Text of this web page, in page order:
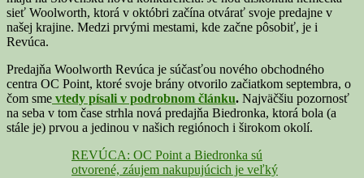
sieť Woolworth, ktorá v októbri začína otvárať svoje predajne v
našej krajine. Medzi prvými mestami, kde začne pôsobiť, je i
Revúca.
Predajňa Woolworth Revúca je súčasťou nového obchodného
centra OC Point, ktoré svoje brány otvorilo začiatkom septembra, o
čom sme vtedy písali v podrobnom článku. Najväčšiu pozornosť
na seba v tom čase strhla nová predajňa Biedronka, ktorá bola (a
stále je) prvou a jedinou v našich regiónoch i širokom okolí.
REVÚCA: OC Point a Biedronka sú
otvorené, záujem nakupujúcich je veľký